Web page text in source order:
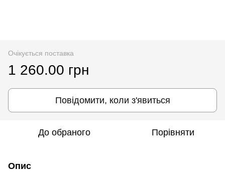
Очікується поставка
1 260.00 грн
Повідомити, коли з'явиться
До обраного Порівняти
Опис